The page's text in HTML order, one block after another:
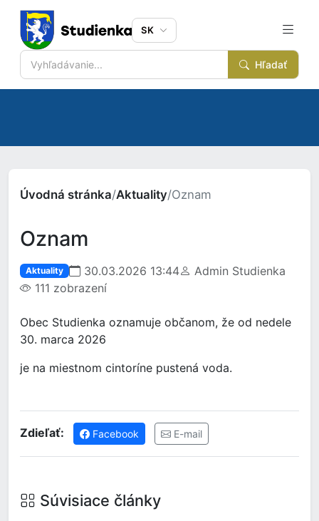
Hľadať
SK
Úvodná stránka/Aktuality/Oznam
Oznam
Aktuality 30.03.2026 13:44
Admin Studienka
111 zobrazení
Obec Studienka oznamuje občanom, že od nedele
30. marca 2026
je na miestnom cintoríne pustená voda.
Zdieľať: Facebook E-mail
Súvisiace články